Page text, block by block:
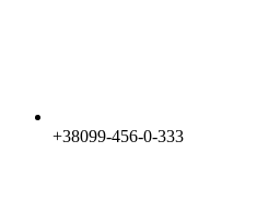
+38099-456-0-333